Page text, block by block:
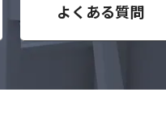
よくある質問